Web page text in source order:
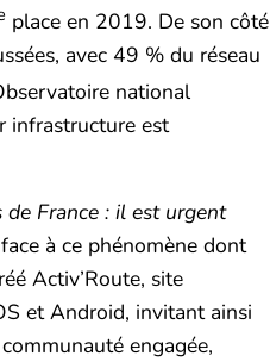
place en 2019. De son
avec 49 % du réseau
national
infrastructure est
France : il est urgent
à ce phénomène dont
Activ’Route, site
et Android, invitant ainsi
engagée,